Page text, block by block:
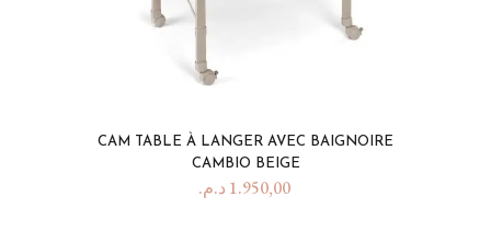
CAM TABLE À LANGER AVEC BAIGNOIRE
CAMBIO BEIGE
1.950,00 د.م.